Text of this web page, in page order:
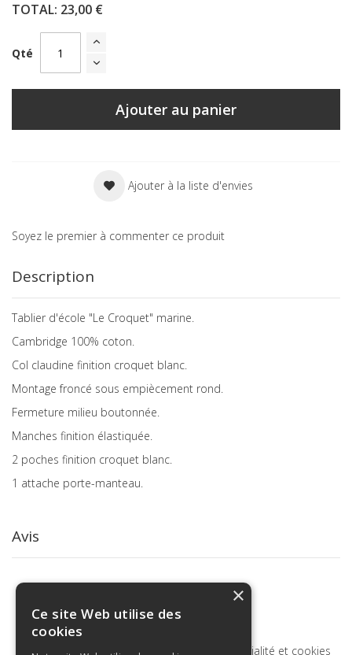
Qté
TOTAL: 23,00 €
Ajouter au panier
Ajouter à la liste d'envies
Soyez le premier à commenter ce produit
Description
Tablier d'école "Le Croquet" marine.
Cambridge 100% coton.
Col claudine finition croquet blanc.
Montage froncé sous empiècement rond.
Fermeture milieu boutonnée.
Manches finition élastiquée.
2 poches finition croquet blanc.
1 attache porte-manteau.
Avis
Termes de recherche Politique de confidentialité et cookies
×
Ce site Web utilise des
cookies